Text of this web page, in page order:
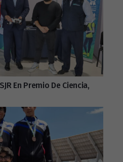
En Premio De Ciencia,